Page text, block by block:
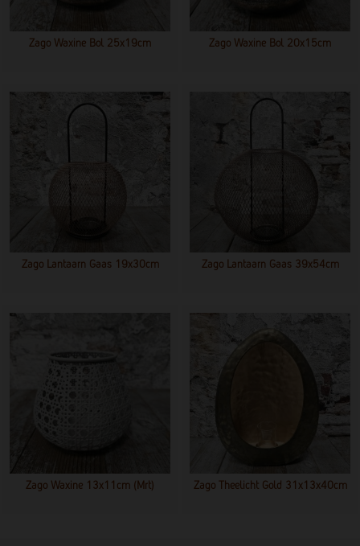
Zago Waxine Bol 25x19cm Zago Waxine Bol 20x15cm
Zago Lantaarn Gaas 19x30cm Zago Lantaarn Gaas 39x54cm
Zago Waxine 13x11cm (mrt) Zago Theelicht Gold 31x13x40cm